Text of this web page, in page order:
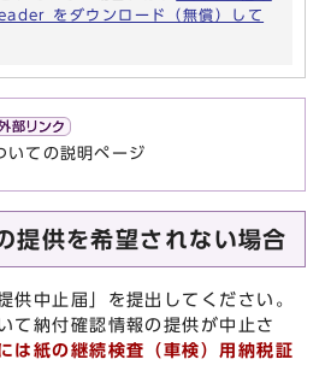
をダウンロード（無償）して
いての説明ページ
提供を希望されない場合
中止届」を提出してください。
て納付確認情報の提供が中止さ
は紙の継続検査（車検）用納税証